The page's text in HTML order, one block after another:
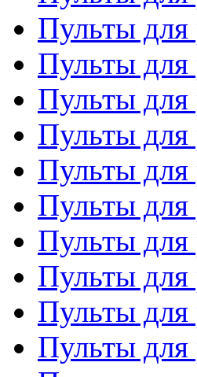
Пульты для
Пульты для
Пульты для
Пульты для
Пульты для
Пульты для
Пульты для
Пульты для
Пульты для
Пульты для